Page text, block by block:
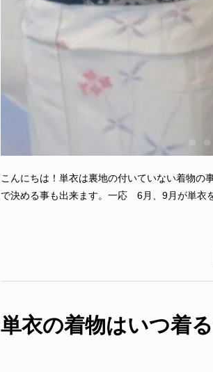
こんにちは！単衣は裏地の付いていない着物の
で決める事も出来ます。一応 6月、9月が単衣
単衣の着物はいつ着